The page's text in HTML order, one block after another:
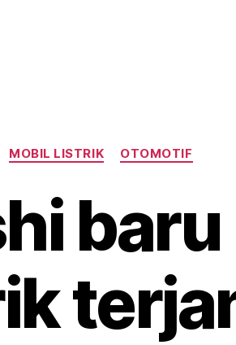
Categories
MOBIL LISTRIK OTOMOTIF